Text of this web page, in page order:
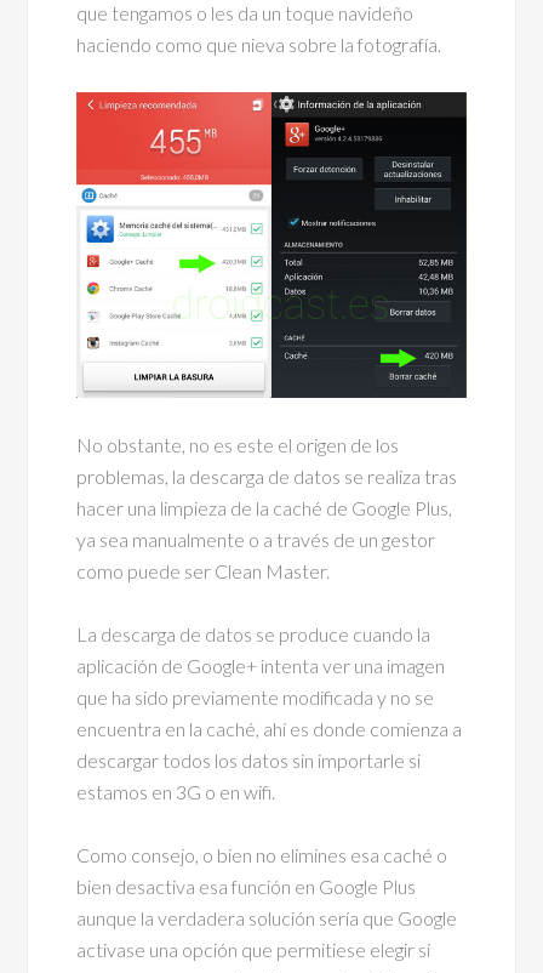
que tengamos o les da un toque navideño
haciendo como que nieva sobre la fotografía.
No obstante, no es este el origen de los
problemas, la descarga de datos se realiza tras
hacer una limpieza de la caché de Google Plus,
ya sea manualmente o a través de un gestor
como puede ser Clean Master.
La descarga de datos se produce cuando la
aplicación de Google+ intenta ver una imagen
que ha sido previamente modificada y no se
encuentra en la caché, ahí es donde comienza a
descargar todos los datos sin importarle si
estamos en 3G o en wifi.
Como consejo, o bien no elimines esa caché o
bien desactiva esa función en Google Plus
aunque la verdadera solución sería que Google
activase una opción que permitiese elegir si